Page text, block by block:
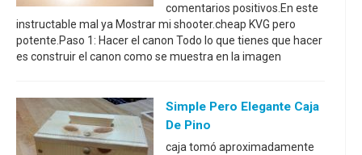
comentarios positivos.En este
instructable mal ya Mostrar mi shooter.cheap KVG pero
potente.Paso 1: Hacer el canon Todo lo que tienes que hacer
es construir el canon como se muestra en la imagen
Simple Pero Elegante Caja
De Pino
caja tomó aproximadamente